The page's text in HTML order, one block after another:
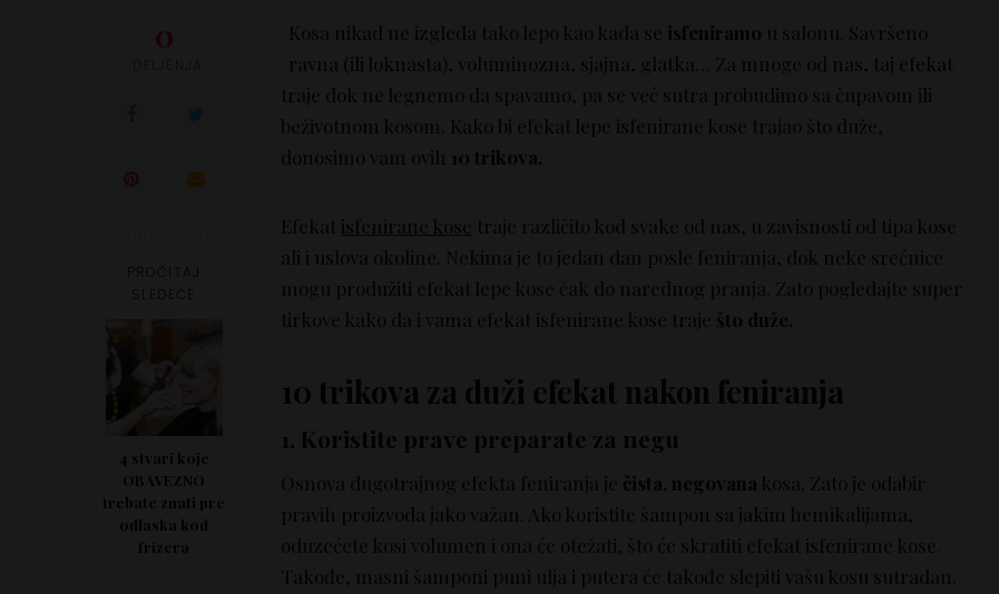
0
PROČITAJ
4 stvari koje
OBAVEZNO
trebate znati pre
odlaska kod
frizera
Kosa nikad ne izgleda tako lepo kao kada se isfeniramo u salonu. Savršeno
ravna (ili loknasta), voluminozna, sjajna, glatka… Za mnoge od nas, taj efekat
traje dok ne legnemo da spavamo, pa se već sutra probudimo sa čupavom ili
beživotnom kosom. Kako bi efekat lepe isfenirane kose trajao što duže,
donosimo vam ovih 10 trikova.
Efekat isfenirane kose traje različito kod svake od nas, u zavisnosti od tipa kose
ali i uslova okoline. Nekima je to jedan dan posle feniranja, dok neke srećnice
mogu produžiti efekat lepe kose čak do narednog pranja. Zato pogledajte super
tirkove kako da i vama efekat isfenirane kose traje što duže.
10 trikova za duži efekat nakon feniranja
1. Koristite prave preparate za negu
Osnova dugotrajnog efekta feniranja je čista, negovana kosa. Zato je odabir
pravih proizvoda jako važan. Ako koristite šampon sa jakim hemikalijama,
oduzećete kosi volumen i ona će otežati, što će skratiti efekat isfenirane kose.
Takođe, masni šamponi puni ulja i putera će takođe slepiti vašu kosu sutradan.